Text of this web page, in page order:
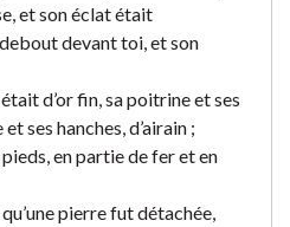
et son éclat était
devant toi, et son
d’or fin, sa poitrine et ses
ses hanches, d’airain ;
en partie de fer et en
pierre fut détachée,